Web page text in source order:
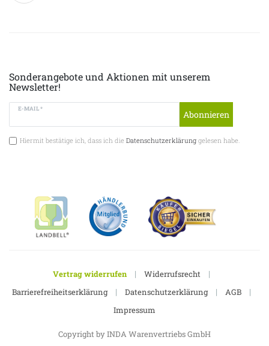
Sonderangebote und Aktionen mit unserem
Newsletter!
E-MAIL *
Abonnieren
Hiermit bestätige ich, dass ich die Datenschutzerklärunggelesen habe.
Vertrag widerrufen | Widerrufsrecht |
Barrierefreiheitserklärung | Datenschutzerklärung | AGB |
Impressum
Copyright by INDA Warenvertriebs GmbH